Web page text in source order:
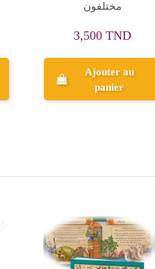
مختلفون
3,500 TND
Ajouter au
panier